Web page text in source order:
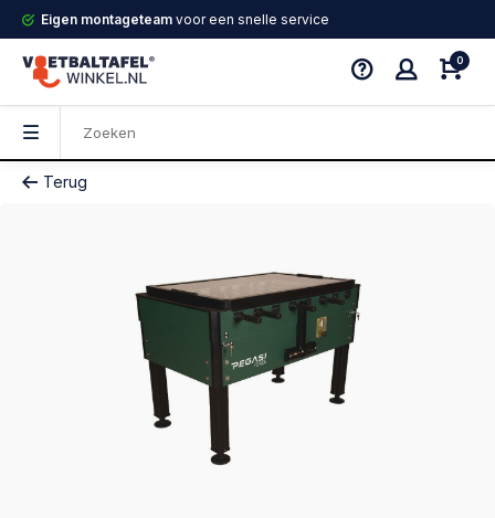
Eigen montageteam voor een snelle service
0
Terug